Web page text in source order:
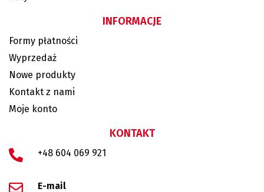
INFORMACJE
Formy płatności
Wyprzedaż
Nowe produkty
Kontakt z nami
Moje konto
KONTAKT
+48 604 069 921
E-mail